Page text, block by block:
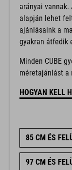
arányai vannak.
alapján lehet
ajánlásaink a
gyakran átfedik
Minden CUBE
méretajánlást a
HOGYAN KELL
85 CM ÉS
97 CM ÉS